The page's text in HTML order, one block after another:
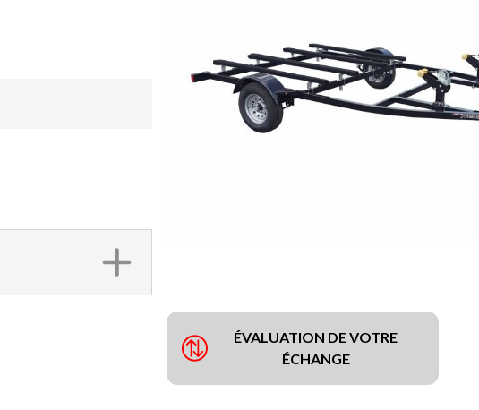
ÉVALUATION DE VOTRE
ÉCHANGE